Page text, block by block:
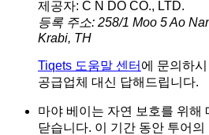
제공자: C N DO CO., LTD.
등록 주소: 258/1 Moo 5 Ao
Krabi, TH
Tiqets 도움말 센터 에 문의하
공급업체 대신 답해드립니다.
마야 베이는 자연 보호를 위해
닫습니다. 이 기간 동안 투어